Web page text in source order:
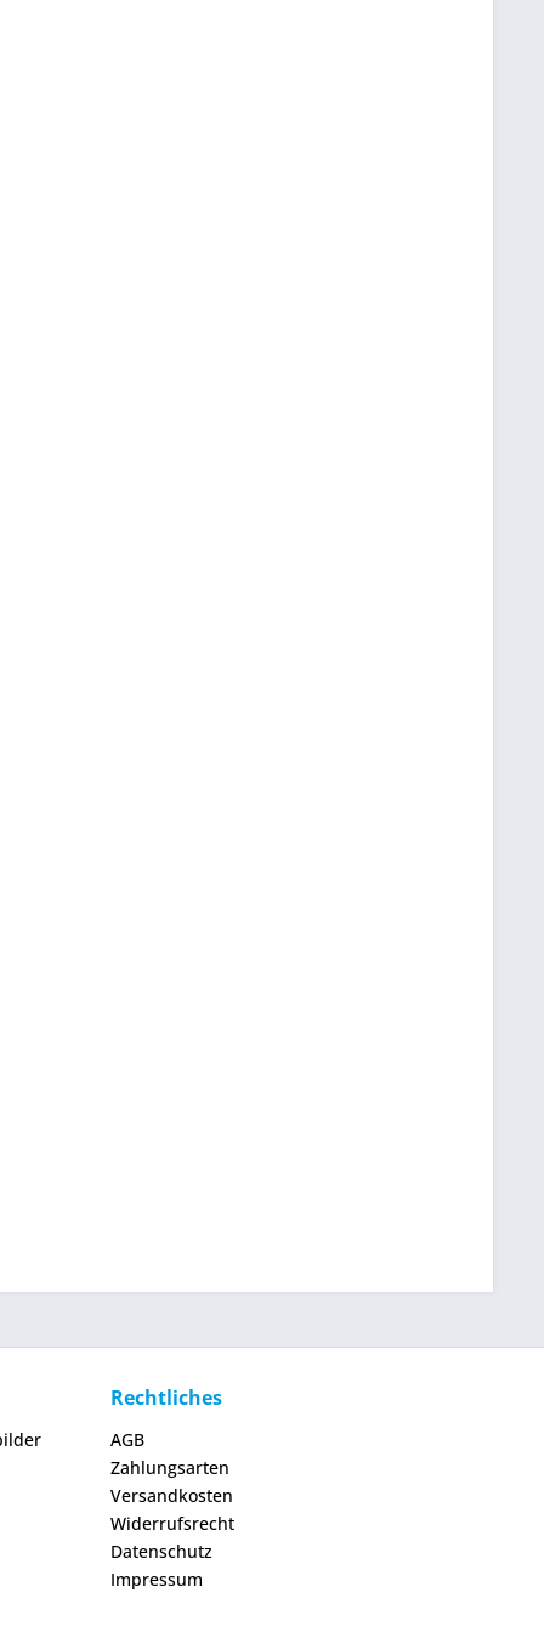
Rechtliches
AGB
Zahlungsarten
Versandkosten
Widerrufsrecht
Datenschutz
Impressum